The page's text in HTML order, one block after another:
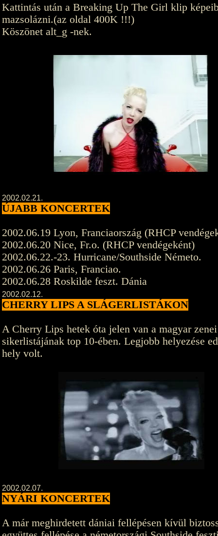
Kattintás után a Breaking Up The Girl klip
mazsolázni.(az oldal 400K !!!)
Köszönet alt_g -nek.
2002.02.21.
ÚJABB KONCERTEK
2002.06.19 Lyon, Franciaország (RHCP
2002.06.20 Nice, Fr.o. (RHCP vendégeként)
2002.06.22.-23. Hurricane/Southside Németo.
2002.06.26 Paris, Franciao.
2002.06.28 Roskilde feszt. Dánia
2002.02.12.
CHERRY LIPS A SLÁGERLISTÁKON
A Cherry Lips hetek óta jelen van a magyar
sikerlistájának top 10-ében. Legjobb helyezése
hely volt.
2002.02.07.
NYÁRI KONCERTEK
A már meghirdetett dániai fellépésen kívül